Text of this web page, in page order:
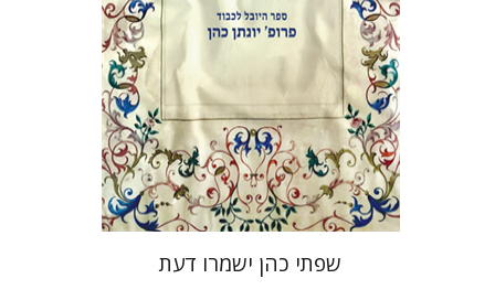
הנחת אתר ספר מודפס
$46
$41
שפתי כהן ישמרו דעת